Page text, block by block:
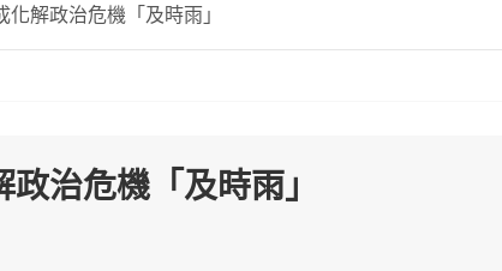
解政治危機「及時雨」
治危機「及時雨」